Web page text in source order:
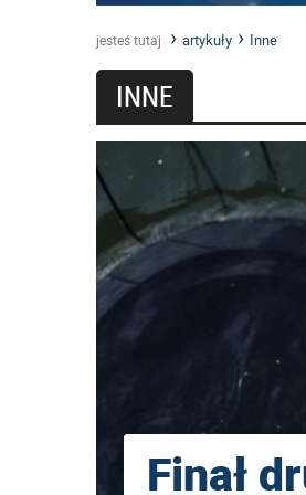
jesteś tutaj artykuły Inne
INNE
Finał